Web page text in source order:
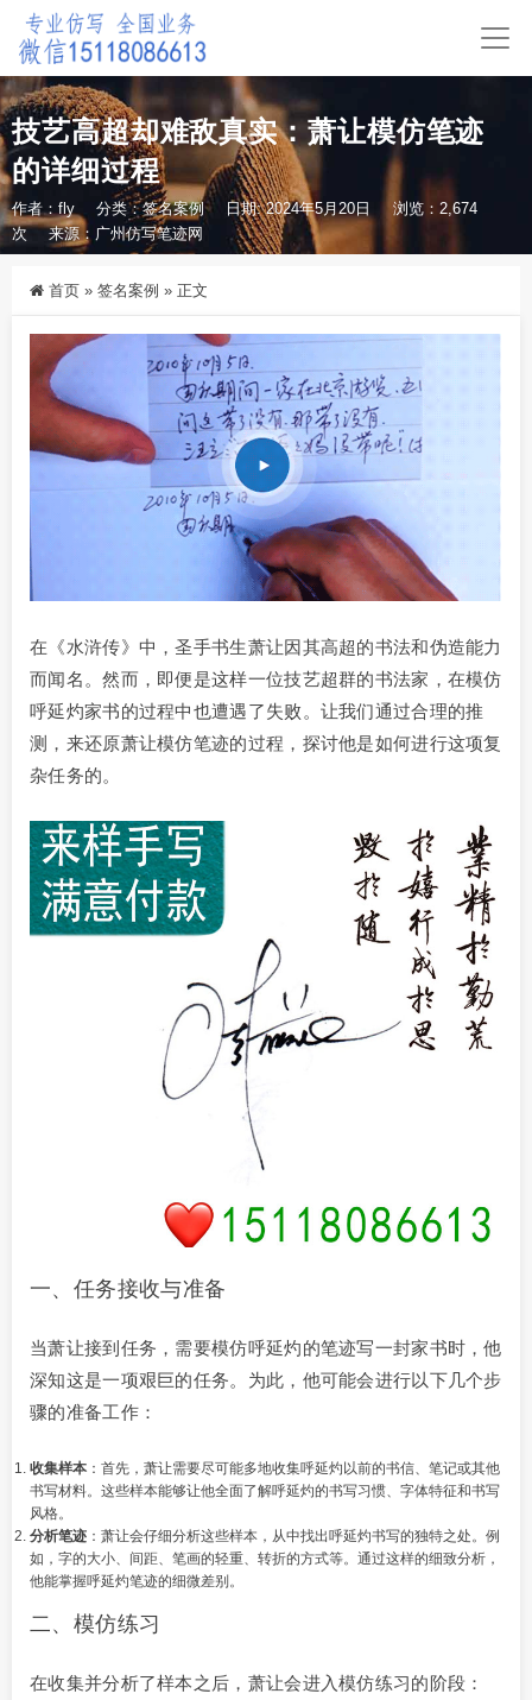
技艺高超却难敌真实：萧让模仿笔迹
的详细过程
作者：fly 分类：签名案例 日期: 2024年5月20日
浏览：2,674
次
来源：广州仿写笔迹网
首页 » 签名案例 » 正文
在《水浒传》中，圣手书生萧让因其高超的书法和伪造能力
而闻名。然而，即便是这样一位技艺超群的书法家，在模仿
呼延灼家书的过程中也遭遇了失败。让我们通过合理的推
测，来还原萧让模仿笔迹的过程，探讨他是如何进行这项复
杂任务的。
一、任务接收与准备
当萧让接到任务，需要模仿呼延灼的笔迹写一封家书时，他
深知这是一项艰巨的任务。为此，他可能会进行以下几个步
骤的准备工作：
收集样本 ：首先，萧让需要尽可能多地收集呼延灼以前的书信、笔记或其他
书写材料。这些样本能够让他全面了解呼延灼的书写习惯、字体特征和书写
风格。
分析笔迹 ：萧让会仔细分析这些样本，从中找出呼延灼书写的独特之处。例
如，字的大小、间距、笔画的轻重、转折的方式等。通过这样的细致分析，
他能掌握呼延灼笔迹的细微差别。
二、模仿练习
在收集并分析了样本之后，萧让会进入模仿练习的阶段：